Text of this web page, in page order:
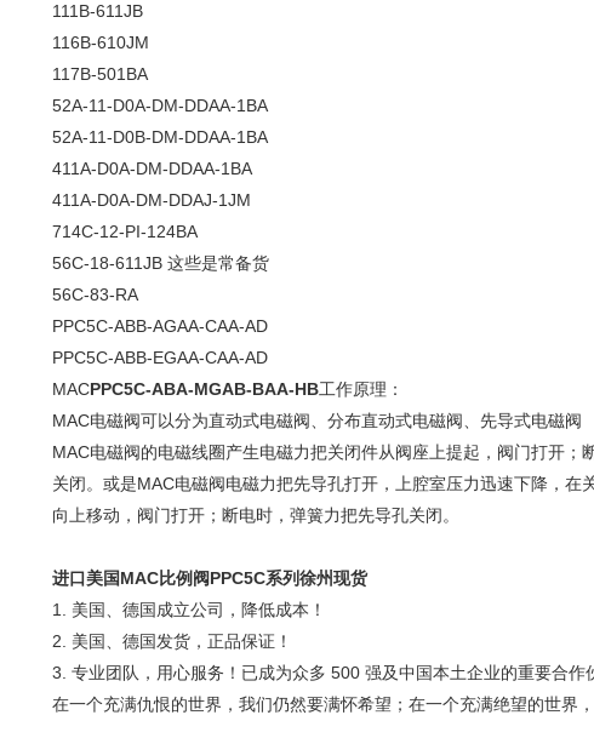
111B-611JB
116B-610JM
117B-501BA
52A-11-D0A-DM-DDAA-1BA
52A-11-D0B-DM-DDAA-1BA
411A-D0A-DM-DDAA-1BA
411A-D0A-DM-DDAJ-1JM
714C-12-PI-124BA
56C-18-611JB 这些是常备货
56C-83-RA
PPC5C-ABB-AGAA-CAA-AD
PPC5C-ABB-EGAA-CAA-AD
MACPPC5C-ABA-MGAB-BAA-HB工作原理：
MAC电磁阀可以分为直动式电磁阀、分布直动式电磁阀、先导式电磁阀
MAC电磁阀的电磁线圈产生电磁力把关闭件从阀座上提起，阀门打开
关闭。或是MAC电磁阀电磁力把先导孔打开，上腔室压力迅速下降，
向上移动，阀门打开；断电时，弹簧力把先导孔关闭。
进口美国MAC比例阀PPC5C系列徐州现货
1. 美国、德国成立公司，降低成本！
2. 美国、德国发货，正品保证！
3. 专业团队，用心服务！已成为众多 500 强及中国本土企业的重要合作
在一个充满仇恨的世界，我们仍然要满怀希望；在一个充满绝望的世界